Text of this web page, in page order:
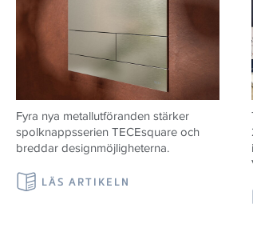
Fyra nya metallutföranden stärker
spolknappsserien TECEsquare och
breddar designmöjligheterna.
LÄS ARTIKELN